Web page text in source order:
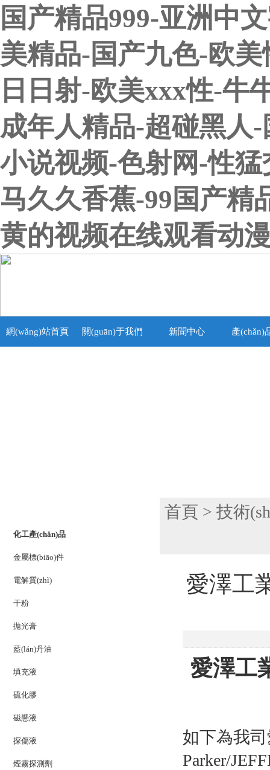
国产精品999-亚洲中
美精品-国产九色-欧
日日射-欧美xxx性-牛
成年人精品-超碰黑人
小说视频-色射网-性
马久久香蕉-99国产精
黄的视频在线观看动
網(wǎng)站首頁 關(guān)于我們 新聞中心 產(chǎn)
化工產(chǎn)品
金屬標(biāo)件
電解質(zhì)
干粉
拋光膏
藍(lán)丹油
填充液
硫化膠
磁懸液
探傷液
煙霧探測劑
首頁 > 技術
愛澤工
愛澤工
如下為我
Parker/